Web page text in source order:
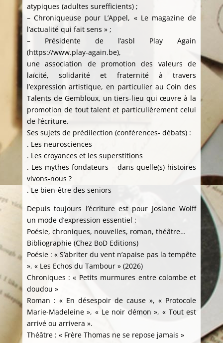
atypiques (adultes surefficients) ;
– Chroniqueuse pour L’Appel, « Le magazine de
l’actualité qui fait sens » ;
– Présidente de l’asbl Play Again
(https://www.play-again.be),
une association de promotion des valeurs de
laïcité, solidarité et fraternité à travers
l’expression artistique, en particulier au Coin des
Talents de Gembloux, un tiers-lieu qui œuvre à la
promotion de tout talent et particulièrement celui
de l’écriture.
Ses sujets de prédilection (conférences- débats) :
. Les neurosciences
. Les croyances et les superstitions
. Les mythes fondateurs – dans quelle(s) histoires
vivons-nous ?
. Le bien-être des seniors
Depuis toujours l’écriture est pour Josiane Wolff
un mode d’expression essentiel :
Poésie, chroniques, nouvelles, roman, théâtre…
Bibliographie (Chez BoD Editions)
Poésie : « S’abriter du vent n’apaise pas la tempête
», « Les Echos du Tambour » (2026)
Chroniques : « Petits murmures entre colombe et
doudou »
Roman : « En désespoir de cause », « Protocole
Marie-Madeleine », « Le noir démon », « Tout est
arrivé ou arrivera ».
Théâtre : « Frère Thomas ne se repose jamais »